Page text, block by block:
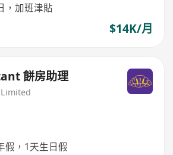
，加班津貼
$14K/月
餅房助理
假，1天生日假